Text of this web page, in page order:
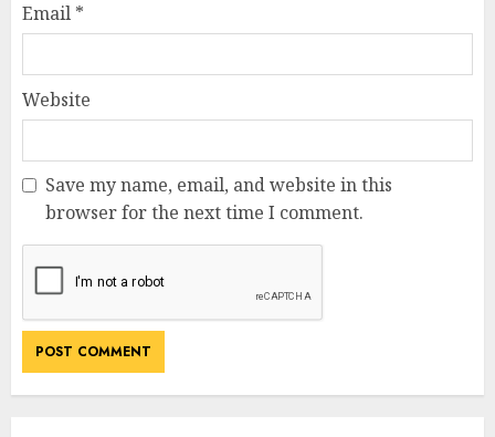
Email *
Website
Save my name, email, and website in this
browser for the next time I comment.